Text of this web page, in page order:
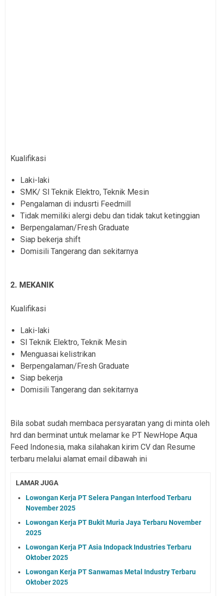
Kualifikasi
Laki-laki
SMK/ Sl Teknik Elektro, Teknik Mesin
Pengalaman di indusrti Feedmill
Tidak memiliki alergi debu dan tidak takut ketinggian
Berpengalaman/Fresh Graduate
Siap bekerja shift
Domisili Tangerang dan sekitarnya
2. MEKANIK
Kualifikasi
Laki-laki
Sl Teknik Elektro, Teknik Mesin
Menguasai kelistrikan
Berpengalaman/Fresh Graduate
Siap bekerja
Domisili Tangerang dan sekitarnya
Bila sobat sudah membaca persyaratan yang di minta oleh
hrd dan berminat untuk melamar ke PT NewHope Aqua
Feed Indonesia, maka silahakan kirim CV dan Resume
terbaru melalui alamat email dibawah ini
LAMAR JUGA
Lowongan Kerja PT Selera Pangan Interfood Terbaru
November 2025
Lowongan Kerja PT Bukit Muria Jaya Terbaru November
2025
Lowongan Kerja PT Asia Indopack Industries Terbaru
Oktober 2025
Lowongan Kerja PT Sanwamas Metal Industry Terbaru
Oktober 2025